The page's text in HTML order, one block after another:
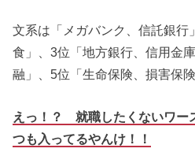
文系は「メガバンク、信託銀行
食」、3位「地方銀行、信用金
融」、5位「生命保険、損害保険
えっ！？ 就職したくないワー
つも入ってるやんけ！！